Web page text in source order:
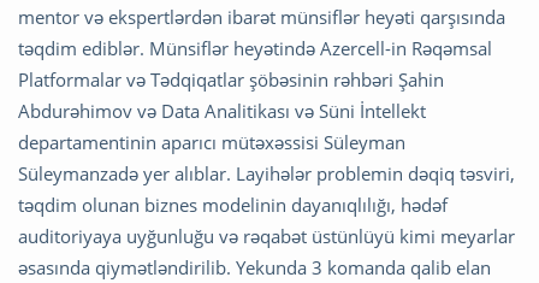
mentor və ekspertlərdən ibarət münsiflər heyəti qarşısında
təqdim ediblər. Münsiflər heyətində Azercell-in Rəqəmsal
Platformalar və Tədqiqatlar şöbəsinin rəhbəri Şahin
Abdurəhimov və Data Analitikası və Süni İntellekt
departamentinin aparıcı mütəxəssisi Süleyman
Süleymanzadə yer alıblar. Layihələr problemin dəqiq təsviri,
təqdim olunan biznes modelinin dayanıqlılığı, hədəf
auditoriyaya uyğunluğu və rəqabət üstünlüyü kimi meyarlar
əsasında qiymətləndirilib. Yekunda 3 komanda qalib elan